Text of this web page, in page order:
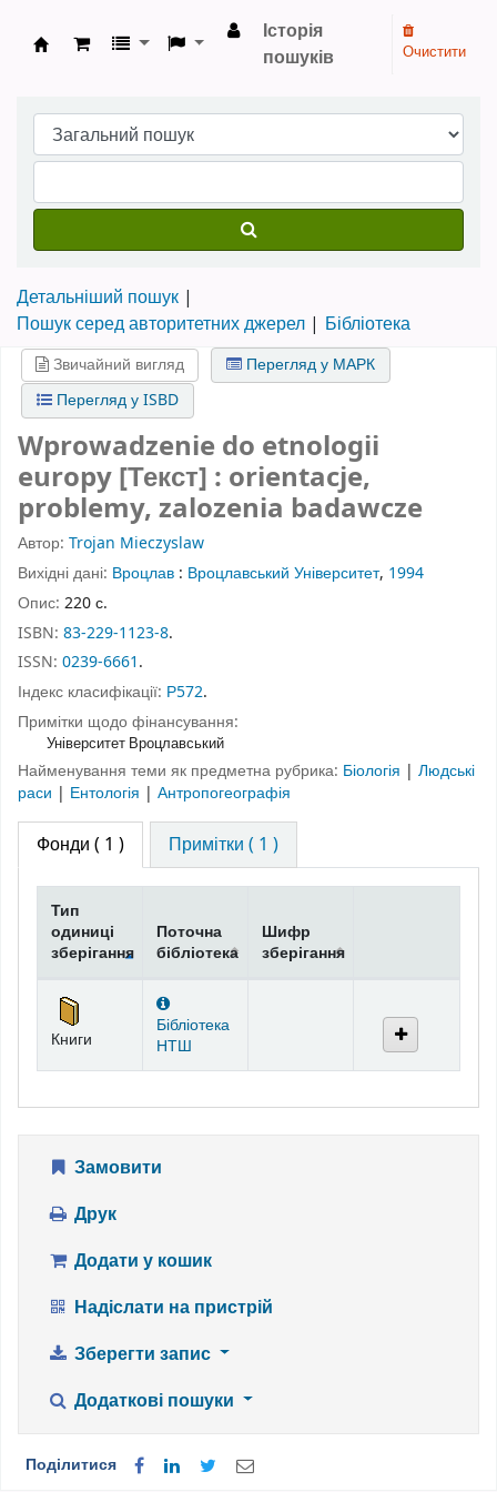
Бібліотека НТШ › Електронний каталог
Історія
пошуків
Очистити
Детальніший пошук
Пошук серед авторитетних джерел
Бібліотека
Звичайний вигляд
Перегляд у МАРК
Перегляд у ISBD
Wprowadzenie do etnologii
europy [Текст] : orientacje,
problemy, zalozenia badawcze
Автор: Trojan Mieczyslaw
Вихідні дані: Вроцлав : Вроцлавський Університет, 1994
Опис: 220 с.
ISBN: 83-229-1123-8.
ISSN: 0239-6661.
Індекс класифікації: Р572.
Примітки щодо фінансування:
Університет Вроцлавський
Найменування теми як предметна рубрика: Біологія | Людські
раси | Ентологія | Антропогеографія
Фонди ( 1 ) Примітки ( 1 )
Тип
одиниці
зберігання
Поточна
бібліотека
Шифр
зберігання
Книги
Бібліотека
НТШ
Замовити
Друк
Додати у кошик
Надіслати на пристрій
Зберегти запис
Додаткові пошуки
Поділитися